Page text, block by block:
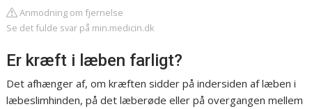
Anmodning om fjernelse
Se det fulde svar på min.medicin.dk
Er kræft i læben farligt?
Det afhænger af, om kræften sidder på indersiden af læben i
læbeslimhinden, på det læberøde eller på overgangen mellem